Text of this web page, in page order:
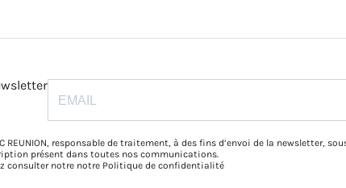
REUNION, responsable de traitement, à des fins d’envoi de la newsletter,
présent dans toutes nos communications.
consulter notre notre Politique de confidentialité